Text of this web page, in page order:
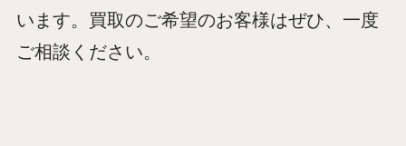
います。買取のご希望のお客様はぜひ、一度
ご相談ください。